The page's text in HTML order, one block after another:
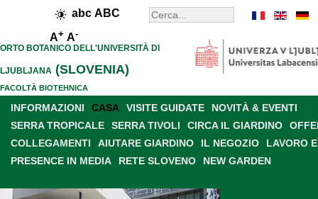
abc ABC
A+ A-
ORTO BOTANICO DELL'UNIVERSITÀ DI
LJUBLJANA (SLOVENIA)
FACOLTÀ BIOTEHNICA
INFORMAZIONI CASA VISITE GUIDATE
NOVITÀ & EVENTI
SERRA TROPICALE
SERRA TIVOLI CIRCA IL GIARDINO
COLLEGAMENTI
AIUTARE GIARDINO IL NEGOZIO
LAVORO
PRESENCE IN MEDIA
RETE SLOVENO NEW GARDEN